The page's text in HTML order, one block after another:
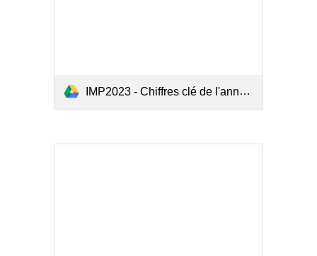
IMP2023 - Chiffres clé de l'année 2021 de l'accidentologie maritime.pdf